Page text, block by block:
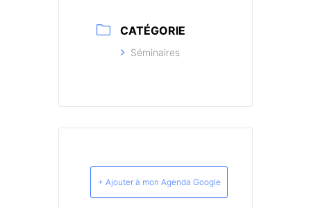
CATÉGORIE
Séminaires
+ Ajouter à mon Agenda Google